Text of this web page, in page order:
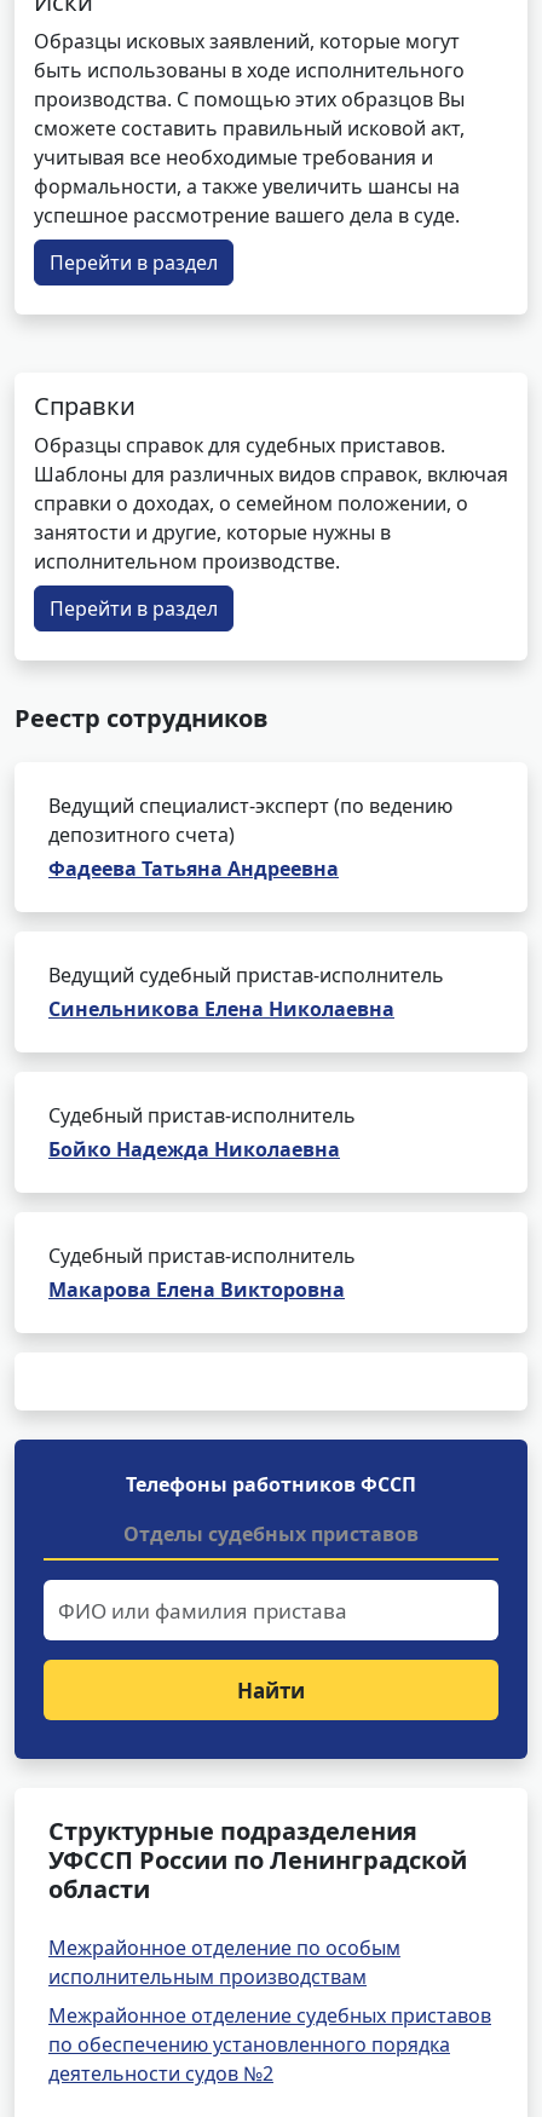
Образцы исковых заявлений, которые могут
быть использованы в ходе исполнительного
производства. С помощью этих образцов Вы
сможете составить правильный исковой акт,
учитывая все необходимые требования и
формальности, а также увеличить шансы на
успешное рассмотрение вашего дела в суде.
Перейти в раздел
Справки
Образцы справок для судебных приставов.
Шаблоны для различных видов справок, включая
справки о доходах, о семейном положении, о
занятости и другие, которые нужны в
исполнительном производстве.
Перейти в раздел
Реестр сотрудников
Ведущий специалист-эксперт (по ведению
депозитного счета)
Фадеева Татьяна Андреевна
Ведущий судебный пристав-исполнитель
Синельникова Елена Николаевна
Судебный пристав-исполнитель
Бойко Надежда Николаевна
Судебный пристав-исполнитель
Макарова Елена Викторовна
Телефоны работников ФССП
Отделы судебных приставов
Найти
Структурные подразделения
УФССП России по Ленинградской
области
Межрайонное отделение по особым
исполнительным производствам
Межрайонное отделение судебных приставов
по обеспечению установленного порядка
деятельности судов №2